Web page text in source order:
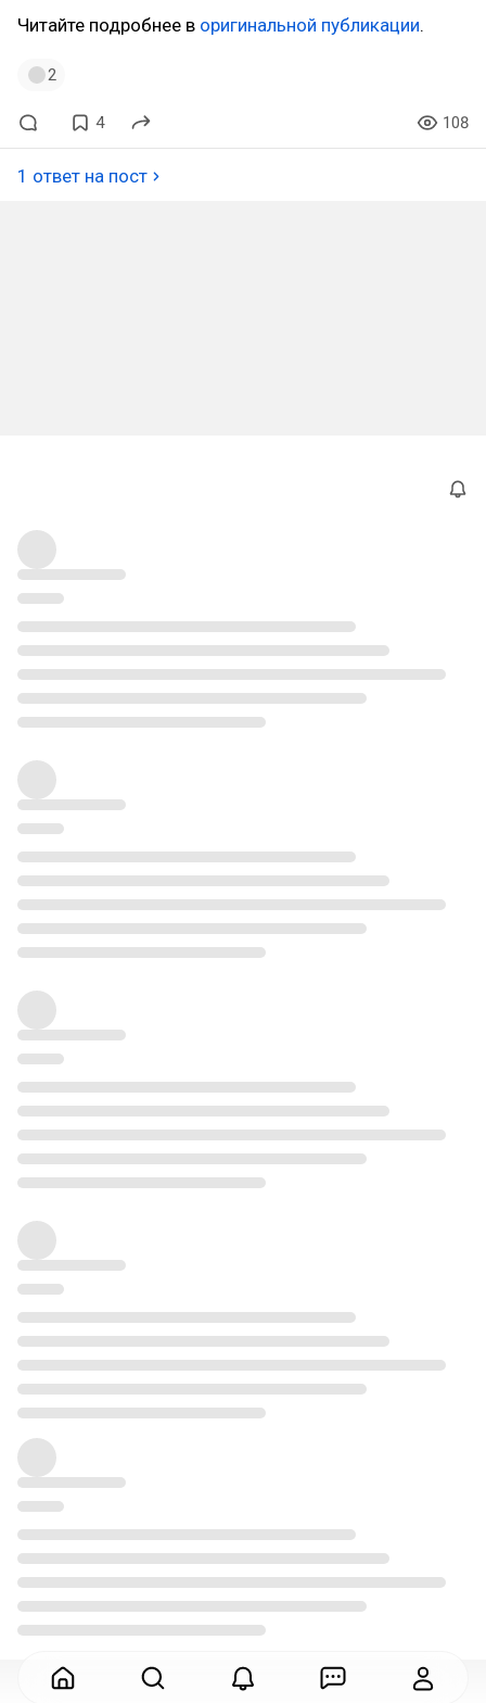
Читайте подробнее в оригинальной публикации.
2
4 108
1 ответ на пост